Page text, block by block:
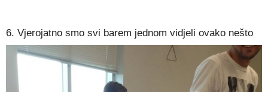
6. Vjerojatno smo svi barem jednom vidjeli ovako nešto